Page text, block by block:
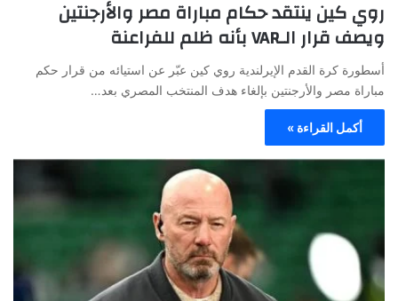
روي كين ينتقد حكام مباراة مصر والأرجنتين
ويصف قرار الـVAR بأنه ظلم للفراعنة
أسطورة كرة القدم الإيرلندية روي كين عبّر عن استيائه من قرار حكم
مباراة مصر والأرجنتين بإلغاء هدف المنتخب المصري بعد…
أكمل القراءة »